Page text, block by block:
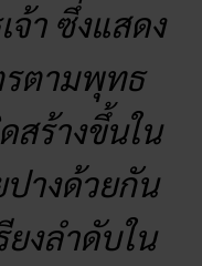
า ซึ่งแสดง
ตามพุทธ
ร้างขึ้นใน
างด้วยกัน
ยงลำดับใน